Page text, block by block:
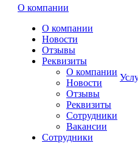
О компании
О компании
Новости
Отзывы
Реквизиты
О компании
Новости
Отзывы
Реквизиты
Сотрудники
Вакансии
Сотрудники